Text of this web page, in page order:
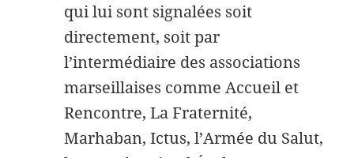
qui lui sont signalées soit
directement, soit par
l’intermédiaire des associations
marseillaises comme Accueil et
Rencontre, La Fraternité,
Marhaban, Ictus, l’Armée du Salut,